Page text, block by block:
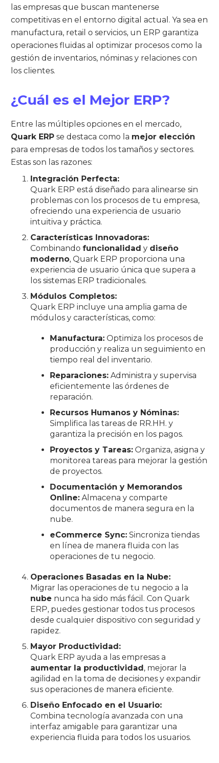
las empresas que buscan mantenerse
competitivas en el entorno digital actual. Ya sea en
manufactura, retail o servicios, un ERP garantiza
operaciones fluidas al optimizar procesos como la
gestión de inventarios, nóminas y relaciones con
los clientes.
¿Cuál es el Mejor ERP?
Entre las múltiples opciones en el mercado,
Quark ERP se destaca como la mejor elección
para empresas de todos los tamaños y sectores.
Estas son las razones:
Integración Perfecta:
Quark ERP está diseñado para alinearse sin
problemas con los procesos de tu empresa,
ofreciendo una experiencia de usuario
intuitiva y práctica.
Características Innovadoras:
Combinandofuncionalidad y diseño
moderno, Quark ERP proporciona una
experiencia de usuario única que supera a
los sistemas ERP tradicionales.
Módulos Completos:
Quark ERP incluye una amplia gama de
módulos y características, como:
Manufactura: Optimiza los procesos de
producción y realiza un seguimiento en
tiempo real del inventario.
Reparaciones: Administra y supervisa
eficientemente las órdenes de
reparación.
Recursos Humanos y Nóminas:
Simplifica las tareas de RR.HH. y
garantiza la precisión en los pagos.
Proyectos y Tareas: Organiza, asigna y
monitorea tareas para mejorar la gestión
de proyectos.
Documentación y Memorandos
Online: Almacena y comparte
documentos de manera segura en la
nube.
eCommerce Sync: Sincroniza tiendas
en línea de manera fluida con las
operaciones de tu negocio.
Operaciones Basadas en la Nube:
Migrar las operaciones de tu negocio a la
nube nunca ha sido más fácil. Con Quark
ERP, puedes gestionar todos tus procesos
desde cualquier dispositivo con seguridad y
rapidez.
Mayor Productividad:
Quark ERP ayuda a las empresas a
aumentar la productividad , mejorar la
agilidad en la toma de decisiones y expandir
sus operaciones de manera eficiente.
Diseño Enfocado en el Usuario:
Combina tecnología avanzada con una
interfaz amigable para garantizar una
experiencia fluida para todos los usuarios.